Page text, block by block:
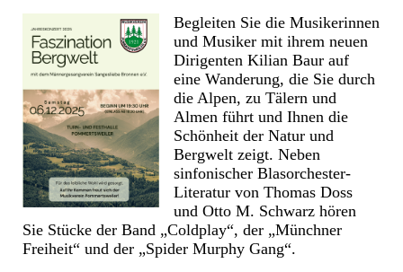
Begleiten Sie die Musikerinnen
und Musiker mit ihrem neuen
Dirigenten Kilian Baur auf
eine Wanderung, die Sie durch
die Alpen, zu Tälern und
Almen führt und Ihnen die
Schönheit der Natur und
Bergwelt zeigt. Neben
sinfonischer Blasorchester-
Literatur von Thomas Doss
und Otto M. Schwarz hören
Sie Stücke der Band „Coldplay“, der „Münchner
Freiheit“ und der „Spider Murphy Gang“.